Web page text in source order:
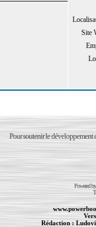
Site
Pour soutenir le développement
Powered
Rédaction :